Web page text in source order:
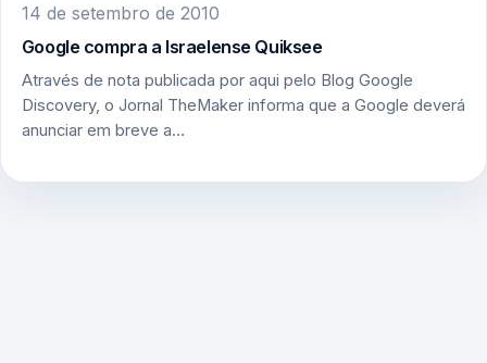
14 de setembro de 2010
Google compra a Israelense Quiksee
Através de nota publicada por aqui pelo Blog Google
Discovery, o Jornal TheMaker informa que a Google deverá
anunciar em breve a…